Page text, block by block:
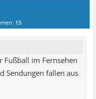
13
Fußball im Fernsehen
Sendungen fallen aus